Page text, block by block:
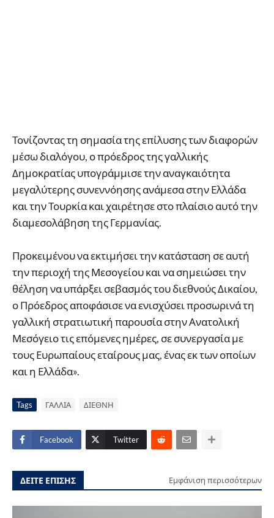
Τονίζοντας τη σημασία της επίλυσης των διαφορών
μέσω διαλόγου, ο πρόεδρος της γαλλικής
Δημοκρατίας υπογράμμισε την αναγκαιότητα
μεγαλύτερης συνεννόησης ανάμεσα στην Ελλάδα
και την Τουρκία και χαιρέτησε στο πλαίσιο αυτό την
διαμεσολάβηση της Γερμανίας.
Προκειμένου να εκτιμήσει την κατάσταση σε αυτή
την περιοχή της Μεσογείου και να σημειώσει την
θέληση να υπάρξει σεβασμός του διεθνούς Δικαίου,
ο Πρόεδρος αποφάσισε να ενισχύσει προσωρινά τη
γαλλική στρατιωτική παρουσία στην Ανατολική
Μεσόγειο τις επόμενες ημέρες, σε συνεργασία με
τους Ευρωπαίους εταίρους μας, ένας εκ των οποίων
και η Ελλάδα».
Tags ΓΑΛΛΙΑ ΔΙΕΘΝΗ
Facebook Twitter
ΔΕΙΤΕ ΕΠΙΣΗΣ Εμφάνιση περισσότερων